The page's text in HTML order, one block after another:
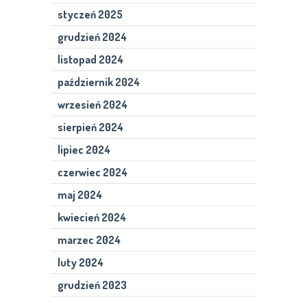
styczeń 2025
grudzień 2024
listopad 2024
październik 2024
wrzesień 2024
sierpień 2024
lipiec 2024
czerwiec 2024
maj 2024
kwiecień 2024
marzec 2024
luty 2024
grudzień 2023